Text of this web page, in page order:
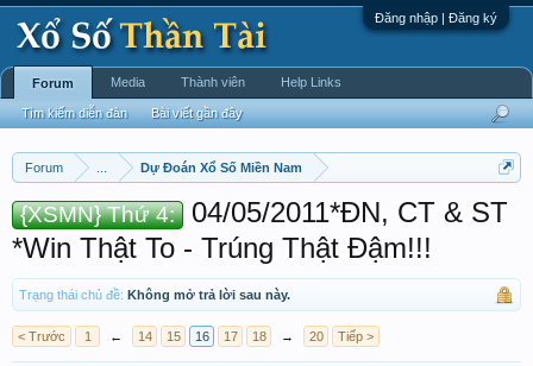
Đăng nhập | Đăng ký
Forum Dự Đoán Xổ Số Miền Nam
{XSMN} Thứ 4:
04/05/2011*ĐN, CT & ST
*Win Thật To - Trúng Thật Đậm!!!
Trạng thái chủ đề: Không mở trả lời sau này.
< Trước 1 ← 14 15 16 17 18 → 20 Tiếp >
Forum
Tìm kiếm diễn đàn Bài viết gần đây
Media Thành viên Help Links